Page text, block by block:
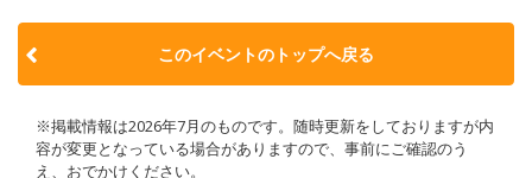
このイベントのトップへ戻る
※掲載情報は2026年7月のものです。随時更新をしておりますが内
容が変更となっている場合がありますので、事前にご確認のう
え、おでかけください。